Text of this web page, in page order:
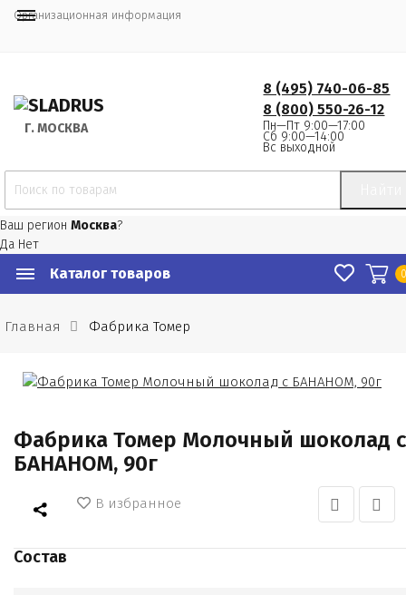
Организационная информация
Г. МОСКВА
8 (495) 740-06-85
8 (800) 550-26-12
Пн—Пт 9:00—17:00
Сб 9:00—14:00
Вс выходной
Ваш регион Москва?
Да Нет
Каталог товаров
Главная Фабрика Томер
Фабрика Томер Молочный шоколад с
БАНАНОМ, 90г
В избранное
Состав